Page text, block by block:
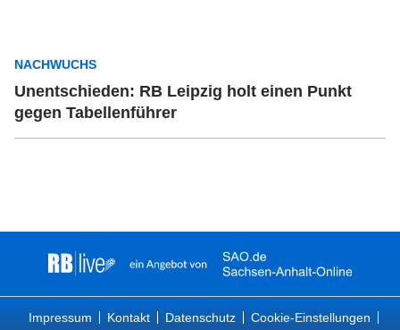
NACHWUCHS
Unentschieden: RB Leipzig holt einen Punkt
gegen Tabellenführer
Impressum Kontakt Datenschutz Cookie-Einstellungen